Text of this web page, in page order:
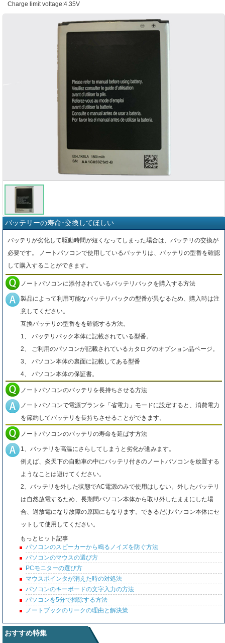
Charge limit voltage:4.35V
バッテリーの寿命･交換してほしい
バッテリが劣化して駆動時間が短くなってしまった場合は、バッテリの交換が
必要です。 ノートパソコンで使用しているバッテリは、バッテリの型番を確認
して購入することができます。
ノートパソコンに添付されているバッテリパックを購入する方法
製品によって利用可能なバッテリパックの型番が異なるため、購入時は注
意してください。
互換バッテリの型番をを確認する方法。
1、 バッテリパック本体に記載されている型番。
2、 ご利用のパソコンが記載されているカタログのオプション品ページ。
3、 パソコン本体の裏面に記載してある型番
4、 パソコン本体の保証書。
ノートパソコンのバッテリを長持ちさせる方法
ノートパソコンで電源プランを「省電力」モードに設定すると、消費電力
を節約してバッテリを長持ちさせることができます。
ノートパソコンのバッテリの寿命を延ばす方法
1、バッテリを高温にさらしてしまうと劣化が進みます。
例えば、炎天下の自動車の中にバッテリ付きのノートパソコンを放置する
ようなことは避けてください。
2、バッテリを外した状態でAC電源のみで使用はしない。外したバッテリ
は自然放電するため、長期間パソコン本体から取り外したままにした場
合、過放電になり故障の原因にもなります。できるだけパソコン本体にセ
ットして使用してください。
もっとヒット記事
パソコンのスピーカーから鳴るノイズを防ぐ方法
パソコンのマウスの選び方
PCモニターの選び方
マウスポインタが消えた時の対処法
パソコンのキーボードの文字入力の方法
パソコンを5分で掃除する方法
ノートブックのリークの理由と解決策
おすすめ特集